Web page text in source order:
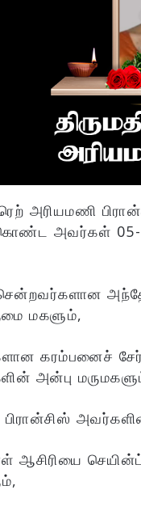
அரியமணி
கொண்ட அவர்கள்
மகளும்,
கரம்பனைச்
அன்பு
ஆசிரியை